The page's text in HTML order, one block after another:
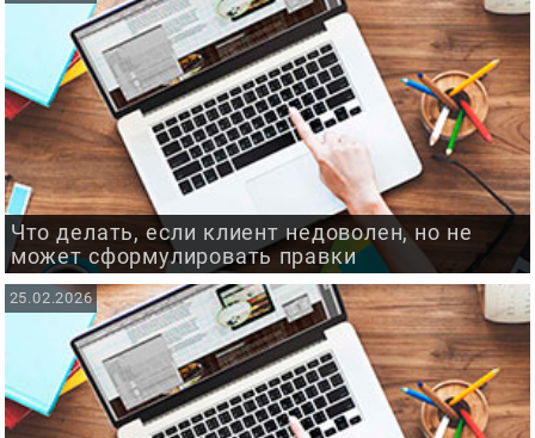
Что делать, если клиент недоволен, но не
может сформулировать правки
25.02.2026